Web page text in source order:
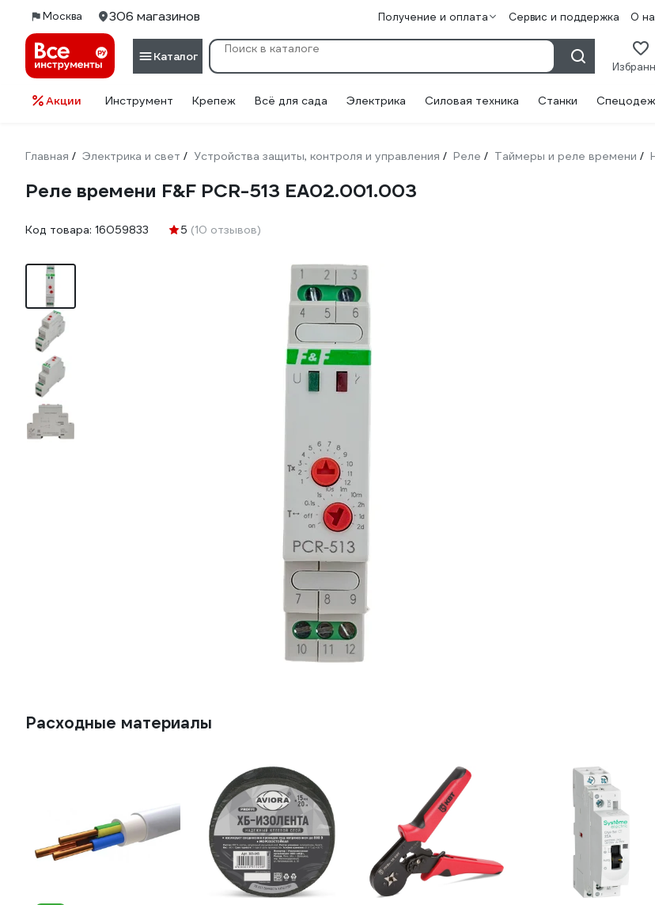
Москва 306 магазинов Получение и оплата Сервис и поддержка О
Каталог
Акции Инструмент Крепеж Всё для сада Электрика Силовая техника Станки
Главная / Электрика и свет / Устройства защиты, контроля и управления / Реле / Таймеры и реле времени /
Реле времени F&F PCR-513 EA02.001.003
Код товара: 16059833 5 (10 отзывов)
Расходные материалы